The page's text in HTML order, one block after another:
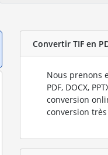
Convertir TIF en
Nous prenons
PDF, DOCX,
conversion
conversion